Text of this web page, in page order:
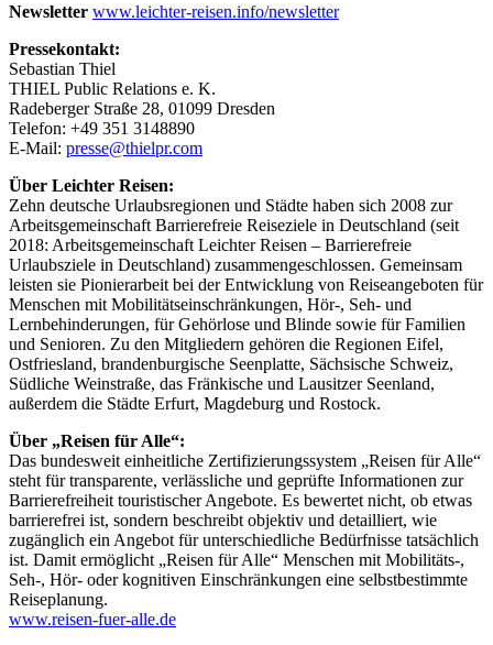
Newsletter www.leichter-reisen.info/newsletter
Pressekontakt:
Sebastian Thiel
THIEL Public Relations e. K.
Radeberger Straße 28, 01099 Dresden
Telefon: +49 351 3148890
E-Mail: presse@thielpr.com
Über Leichter Reisen:
Zehn deutsche Urlaubsregionen und Städte haben sich 2008 zur
Arbeitsgemeinschaft Barrierefreie Reiseziele in Deutschland (seit
2018: Arbeitsgemeinschaft Leichter Reisen – Barrierefreie
Urlaubsziele in Deutschland) zusammengeschlossen. Gemeinsam
leisten sie Pionierarbeit bei der Entwicklung von Reiseangeboten für
Menschen mit Mobilitätseinschränkungen, Hör-, Seh- und
Lernbehinderungen, für Gehörlose und Blinde sowie für Familien
und Senioren. Zu den Mitgliedern gehören die Regionen Eifel,
Ostfriesland, brandenburgische Seenplatte, Sächsische Schweiz,
Südliche Weinstraße, das Fränkische und Lausitzer Seenland,
außerdem die Städte Erfurt, Magdeburg und Rostock.
Über „Reisen für Alle“:
Das bundesweit einheitliche Zertifizierungssystem „Reisen für Alle“
steht für transparente, verlässliche und geprüfte Informationen zur
Barrierefreiheit touristischer Angebote. Es bewertet nicht, ob etwas
barrierefrei ist, sondern beschreibt objektiv und detailliert, wie
zugänglich ein Angebot für unterschiedliche Bedürfnisse tatsächlich
ist. Damit ermöglicht „Reisen für Alle“ Menschen mit Mobilitäts-,
Seh-, Hör- oder kognitiven Einschränkungen eine selbstbestimmte
Reiseplanung.
www.reisen-fuer-alle.de